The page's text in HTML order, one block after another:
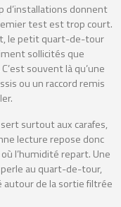
d’installations donnent
test est trop court.
le petit quart-de-tour
sollicités que
souvent là qu’une
ou un raccord remis
surtout aux carafes,
lecture repose donc
l’humidité repart. Une
au quart-de-tour,
autour de la sortie filtrée